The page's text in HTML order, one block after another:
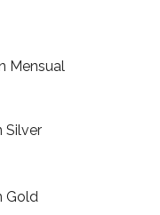
Mensual
Silver
Gold